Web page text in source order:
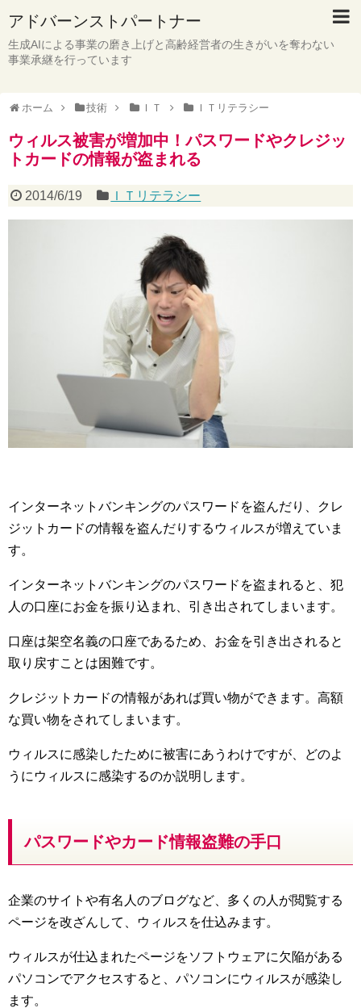
アドバーンストパートナー
生成AIによる事業の磨き上げと高齢経営者の生きがいを奪わない
事業承継を行っています
ホーム 技術 ＩＴ ＩＴリテラシー
ウィルス被害が増加中！パスワードやクレジッ
トカードの情報が盗まれる
2014/6/19 ＩＴリテラシー
インターネットバンキングのパスワードを盗んだり、クレ
ジットカードの情報を盗んだりするウィルスが増えていま
す。
インターネットバンキングのパスワードを盗まれると、犯
人の口座にお金を振り込まれ、引き出されてしまいます。
口座は架空名義の口座であるため、お金を引き出されると
取り戻すことは困難です。
クレジットカードの情報があれば買い物ができます。高額
な買い物をされてしまいます。
ウィルスに感染したために被害にあうわけですが、どのよ
うにウィルスに感染するのか説明します。
パスワードやカード情報盗難の手口
企業のサイトや有名人のブログなど、多くの人が閲覧する
ページを改ざんして、ウィルスを仕込みます。
ウィルスが仕込まれたページをソフトウェアに欠陥がある
パソコンでアクセスすると、パソコンにウィルスが感染し
ます。